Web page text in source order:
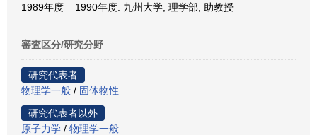
1989年度 – 1990年度: 九州大学, 理学部, 助教授
審査区分/研究分野
研究代表者
物理学一般 / 固体物性
研究代表者以外
原子力学 / 物理学一般